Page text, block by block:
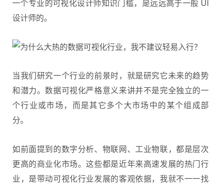
一个专业的可视化设计师知识门槛，是远远高于一般 UI
设计师的。
当我们研究一个行业的前景时，就是研究它未来的趋势
和潜力。数据可视化严格意义来讲并不是完全独立的一
个行业或市场，而是其它多个大市场中的某个组成部
分。
如前面提到的数字分析、物联网、工业物联，都是层次
更高的商业化市场。这些都是近年来高速发展的热门行
业，是带动可视化行业发展的客观依据，我就不一一找